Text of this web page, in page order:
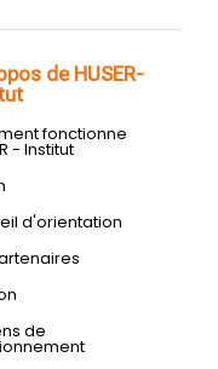
de HUSER-
fonctionne
- Institut
d'orientation
de